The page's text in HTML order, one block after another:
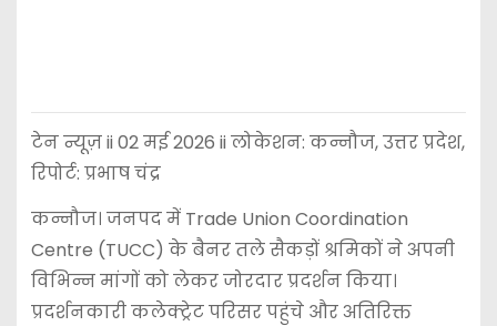
टेन न्यूज़ ii 02 मई 2026 ii लोकेशन: कन्नौज, उत्तर प्रदेश,
रिपोर्ट: प्रभाष चंद्र
कन्नौज। जनपद में Trade Union Coordination
Centre (TUCC) के बैनर तले सैकड़ों श्रमिकों ने अपनी
विभिन्न मांगों को लेकर जोरदार प्रदर्शन किया।
प्रदर्शनकारी कलेक्ट्रेट परिसर पहुंचे और अतिरिक्त